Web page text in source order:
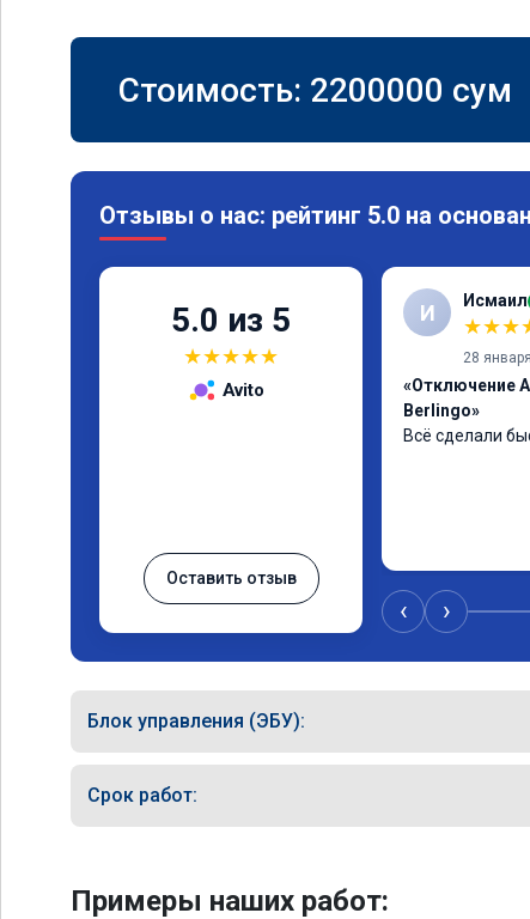
Стоимость: 2200000 сум
Отзывы о нас: рейтинг 5.0 на
5.0 из 5
★★★★★
Avito
Оставить отзыв
И Исмаил
★★★
28
«Отключение
Berlingo»
Всё сделали
‹ ›
Блок управления (ЭБУ):
Срок работ:
Примеры наших работ: